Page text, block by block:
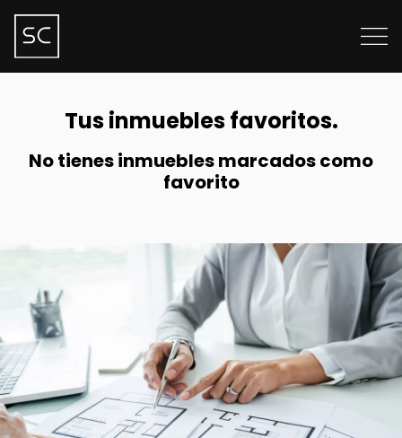
Tus inmuebles favoritos.
No tienes inmuebles marcados como
favorito